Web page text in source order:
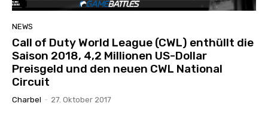
NEWS
Call of Duty World League (CWL) enthüllt die
Saison 2018, 4,2 Millionen US-Dollar
Preisgeld und den neuen CWL National
Circuit
Charbel - 27. Oktober 2017